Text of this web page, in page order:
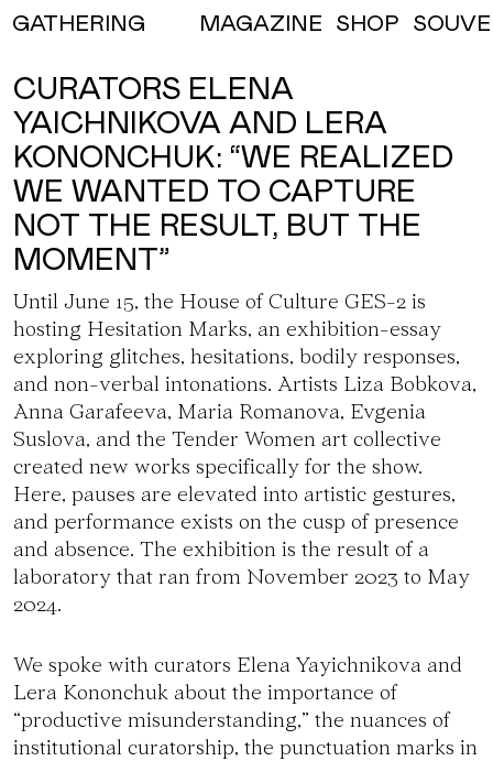
GATHERING MAGAZINE SHOP
CURATORS ELENA
YAICHNIKOVA AND LERA
KONONCHUK: “WE REALIZED
WE WANTED TO CAPTURE
NOT THE RESULT, BUT THE
MOMENT”
Until June 15, the House of Culture GES-2 is
hosting Hesitation Marks, an exhibition-essay
exploring glitches, hesitations, bodily responses,
and non-verbal intonations. Artists Liza Bobkova,
Anna Garafeeva, Maria Romanova, Evgenia
Suslova, and the Tender Women art collective
created new works specifically for the show.
Here, pauses are elevated into artistic gestures,
and performance exists on the cusp of presence
and absence. The exhibition is the result of a
laboratory that ran from November 2023 to May
2024.
We spoke with curators Elena Yayichnikova and
Lera Kononchuk about the importance of
“productive misunderstanding,” the nuances of
institutional curatorship, the punctuation marks in